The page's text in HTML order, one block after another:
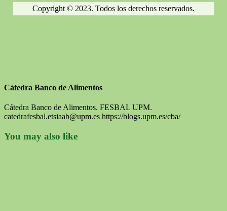
CompartirCopyright © 2023. Todos los derechos reservados.
Cátedra Banco de Alimentos
Cátedra Banco de Alimentos. FESBAL UPM.
catedrafesbal.etsiaab@upm.es https://blogs.upm.es/cba/
You may also like